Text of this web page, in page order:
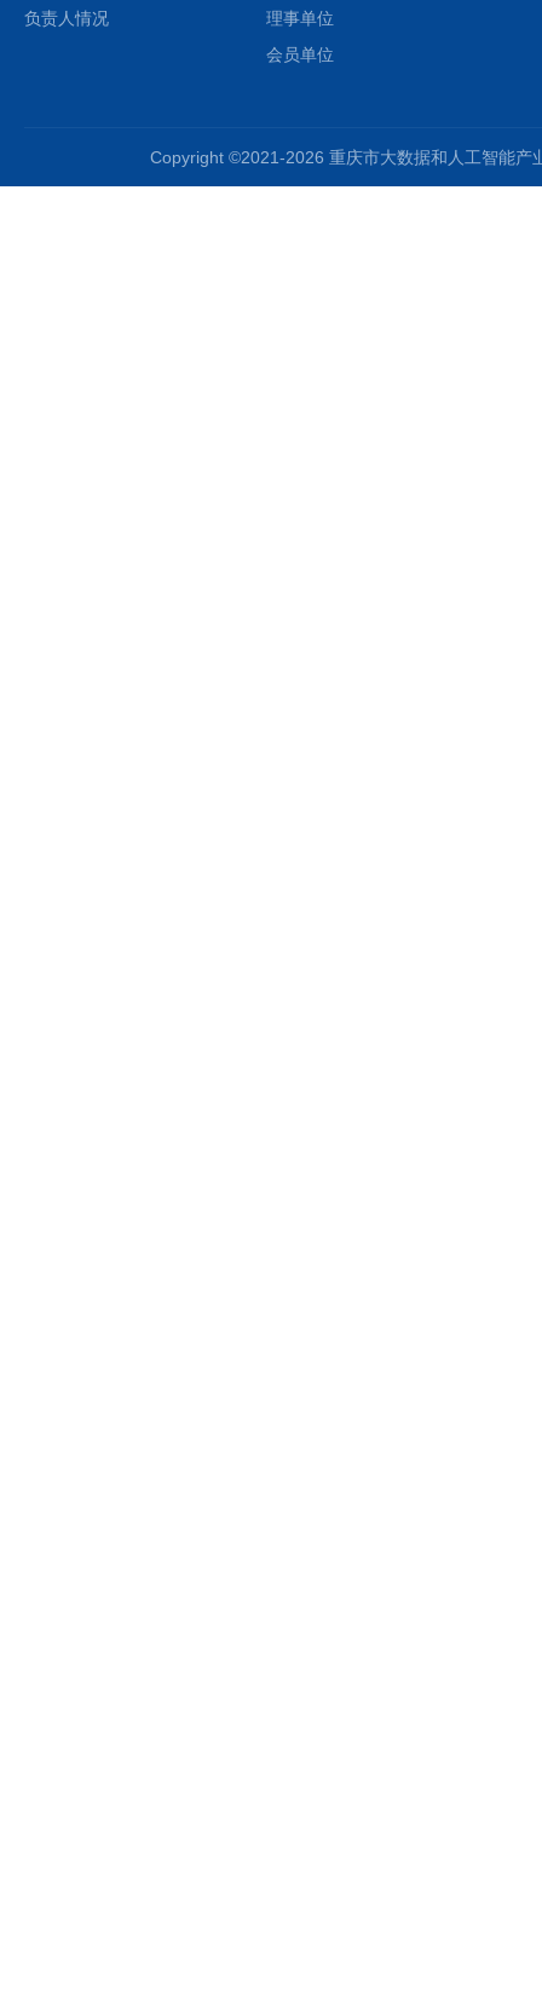
负责人情况
理事单位
会员单位
Copyright ©2021-2026 重庆市大数据和人工智能产